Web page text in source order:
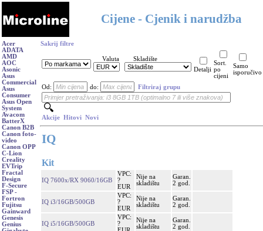
Cijene - Cjenik i narudžba
Acer
ADATA
AMD
AOC
Asonic
Asus
Commercial
Asus
Consumer
Asus Open
System
Avacom
BatterX
Canon B2B
Canon foto-
video
Canon OPP
C-Lion
Creality
EVTrip
Fractal
Design
F-Secure
FSP -
Fortron
Fujitsu
Gainward
Genesis
Genius
Sakrij filtre
Valuta
Skladište
Detalji
Sort.
po
cijeni
Samo
isporučivo
Od: do: Filtriraj grupu
Akcije Hitovi Novi
IQ
Kit
IQ 7600x/RX 9060/16GB
VPC:
?
EUR
Nije na
skladištu
Garan.
2 god.
IQ i3/16GB/500GB
VPC:
?
EUR
Nije na
skladištu
Garan.
2 god.
IQ i5/16GB/500GB
VPC:
?
Nije na
skladištu
Garan.
2 god.